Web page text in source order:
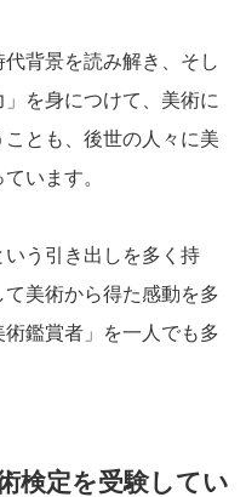
背景を読み解き、そし
を身につけて、美術に
とも、後世の人々に美
います。
う引き出しを多く持
美術から得た感動を多
鑑賞者」を一人でも多
検定を受験してい